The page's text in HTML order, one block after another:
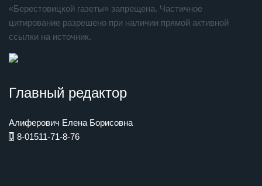
«Берестовицкой газеты» запрещена. Частичное
цитирование разрешено при наличии прямой активной
ссылки на источник.
Главный редактор
Алиферович Елена Борисовна
8-01511-71-8-76